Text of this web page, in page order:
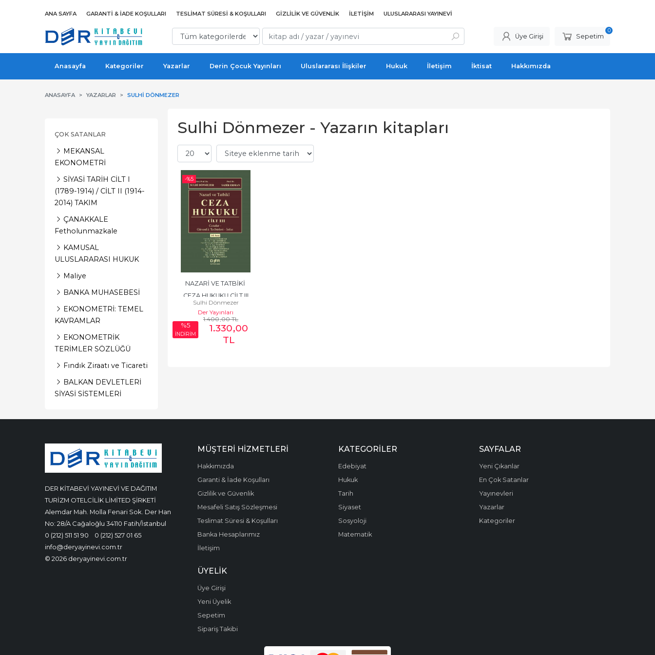
ANA SAYFA GARANTI & İADE KOŞULLARI TESLIMAT SÜRESI & KOŞULLARI GIZLILIK VE GÜVENLIK İLETIŞIM ULUSLARARASI YAYINEVI
Üye Girişi Sepetim
0
Anasayfa Kategoriler Yazarlar Derin Çocuk Yayınları Uluslararası İlişkiler Hukuk İletişim İktisat Hakkımızda
ANASAYFA YAZARLAR SULHI DÖNMEZER
ÇOK SATANLAR
MEKANSAL
EKONOMETRİ
SİYASİ TARİH CİLT I
(1789-1914) / CİLT II (1914-
2014) TAKIM
ÇANAKKALE
Fetholunmazkale
KAMUSAL
ULUSLARARASI HUKUK
Maliye
BANKA MUHASEBESİ
EKONOMETRİ: TEMEL
KAVRAMLAR
EKONOMETRİK
TERİMLER SÖZLÜĞÜ
Fındık Ziraatı ve Ticareti
BALKAN DEVLETLERİ
SİYASİ SİSTEMLERİ
Sulhi Dönmezer - Yazarın kitapları
-%5
NAZARİ VE TATBİKİ
CEZA HUKUKU CİLT III
Sulhi Dönmezer
Der Yayınları
%5
İNDİRİM
1.400,00TL
1.330,00
TL
DER KİTABEVİ YAYINEVİ VE DAĞITIM
TURİZM OTELCİLİK LİMİTED ŞİRKETİ
Alemdar Mah. Molla Fenari Sok. Der Han
No: 28/A Cağaloğlu 34110 Fatih/İstanbul
0 (212) 511 51 90
0 (212) 527 01 65
info@deryayinevi.com.tr
© 2026 deryayinevi.com.tr
MÜŞTERI HIZMETLERI
Hakkımızda
Garanti & İade Koşulları
Gizlilik ve Güvenlik
Mesafeli Satış Sözleşmesi
Teslimat Süresi & Koşulları
Banka Hesaplarımız
İletişim
KATEGORILER
Edebiyat
Hukuk
Tarih
Siyaset
Sosyoloji
Matematik
SAYFALAR
Yeni Çıkanlar
En Çok Satanlar
Yayınevleri
Yazarlar
Kategoriler
ÜYELIK
Üye Girişi
Yeni Üyelik
Sepetim
Sipariş Takibi